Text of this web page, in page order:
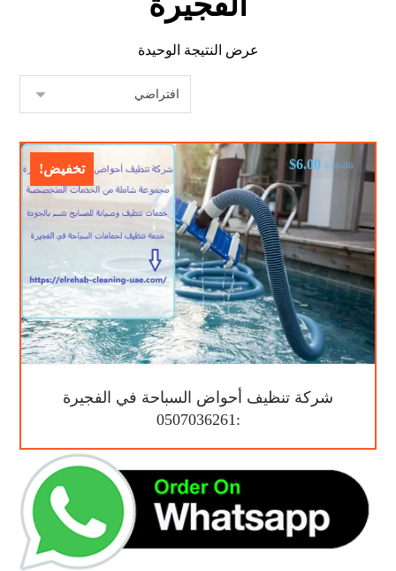
عرض النتيجة الوحيدة
تخفيض!
شركة تنظيف أحواض السباحة في الفجيرة
:0507036261
$10.00
$6.00